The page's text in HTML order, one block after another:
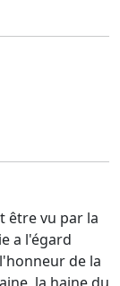
être vu par la
a l'égard
de la